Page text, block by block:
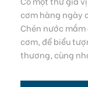
cơm hàng ngày
Chén nước
cơm, để biểu
thương, cùng